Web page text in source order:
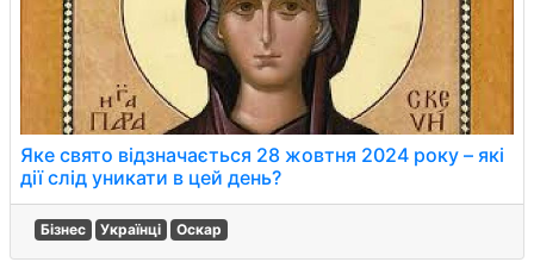
Яке свято відзначається 28 жовтня 2024 року – які
дії слід уникати в цей день?
Бізнес Українці Оскар